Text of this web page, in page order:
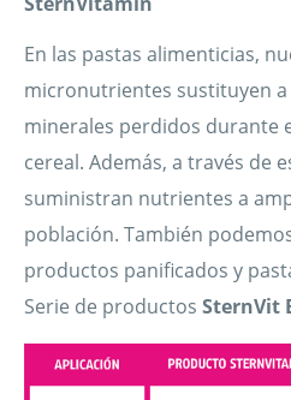
En las pastas alimenticias,
micronutrientes sustituyen a
minerales perdidos durante
cereal. Además, a través de
suministran nutrientes a
población. También
productos panificados y
Serie de productos SternVit